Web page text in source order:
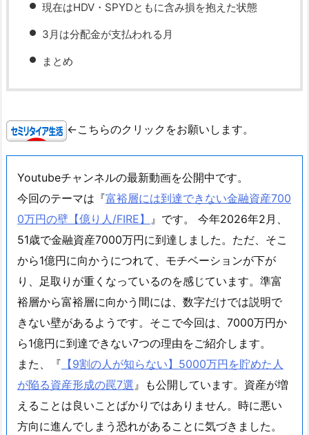
現在はHDV・SPYDともに含み損を抱えた状態
3月は分配金が支払われる月
まとめ
←こちらのクリックをお願いします。
Youtubeチャンネルの最新動画を公開中です。
今回のテーマは『富裕層には到達できない金融資産700
0万円の壁【億り人/FIRE】 』です。 今年2026年2月、
51歳で金融資産7000万円に到達しました。ただ、そこ
から1億円に向かうにつれて、モチベーションが下が
り、足取りが重くなっているのを感じています。準富
裕層から富裕層に向かう間には、数字だけでは説明で
きない壁があるようです。そこで今回は、7000万円か
ら1億円に到達できない7つの理由をご紹介します。
また、『 【9割の人が知らない】5000万円を貯めた人
が陥る資産形成の罠7選』も公開しています。資産が増
えることは良いことばかりではありません。時に悪い
方向に進んでしまう恐れがあることに気づきました。